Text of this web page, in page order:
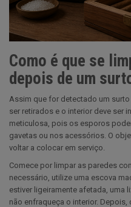
Como é que se
depois de um
Assim que for detectado um
ser retirados e o interior deve ser
meticulosa, pois os esporos
gavetas ou nos acessórios. O
voltar a colocar em serviço.
Comece por limpar as paredes
necessário, utilize uma escova
estiver ligeiramente afetada, uma
não enfraqueça o interior.